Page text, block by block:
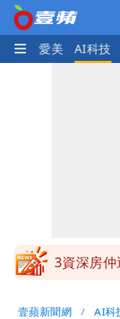
愛美 AI科技
苦茶癌油
風圈逼近
3資深房仲
壹蘋新聞網 AI科